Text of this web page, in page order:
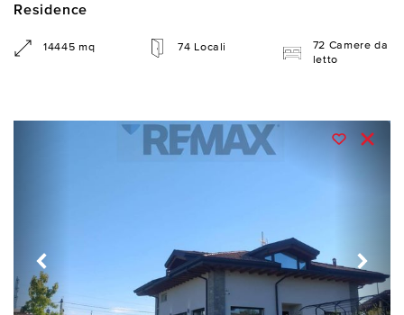
Residence
14445 mq 74 Locali
72 Camere da
letto